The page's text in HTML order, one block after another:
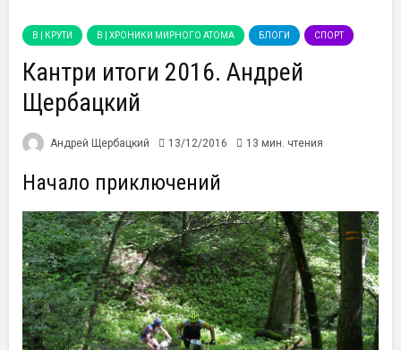
B | КРУТИ B | ХРОНИКИ МИРНОГО АТОМА БЛОГИ СПОРТ
Кантри итоги 2016. Андрей
Щербацкий
Андрей Щербацкий 13/12/2016 13 мин. чтения
Начало приключений